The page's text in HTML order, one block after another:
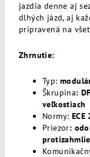
jazdia denne aj
dlhých jázd, aj
pripravená na
Zhrnutie:
Typ:
Škrupina:
veľkostiach
Normy:
Priezor: